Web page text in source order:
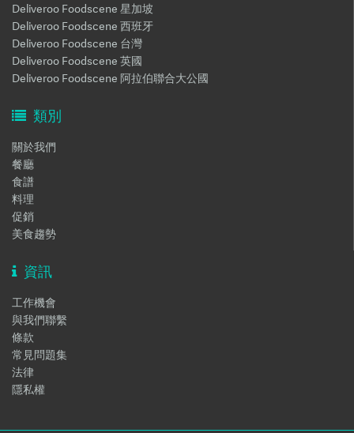
Deliveroo Foodscene 星加坡
Deliveroo Foodscene 西班牙
Deliveroo Foodscene 台灣
Deliveroo Foodscene 英國
Deliveroo Foodscene 阿拉伯聯合大公國
類別
關於我們
餐廳
食譜
料理
促銷
美食趨勢
資訊
工作機會
與我們聯繫
條款
常見問題集
法律
隱私權